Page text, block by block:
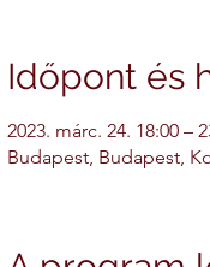
Időpont és
2023. márc. 24. 18:00 –
Budapest, Budapest,